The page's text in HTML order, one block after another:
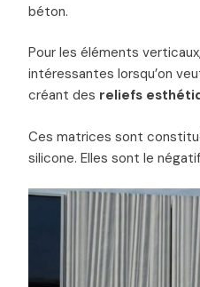
béton.
Pour les éléments
intéressantes lorsqu’on
créant des reliefs
Ces matrices sont
silicone. Elles sont le